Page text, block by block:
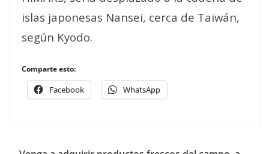
islas japonesas Nansei, cerca de Taiwán,
según Kyodo.
Comparte esto:
Facebook WhatsApp